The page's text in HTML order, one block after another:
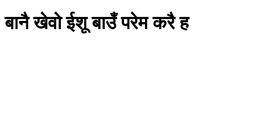
बानै खेवो ईशू बाउँ परेम करै ह